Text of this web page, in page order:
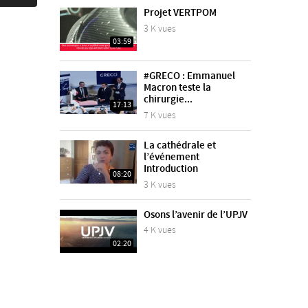
03:59
Projet VERTPOM
3 K vues
17:13
#GRECO : Emmanuel
Macron teste la
chirurgie...
7 K vues
08:20
La cathédrale et
l’événement
Introduction
3 K vues
02:20
Osons l’avenir de l’UPJV
4 K vues